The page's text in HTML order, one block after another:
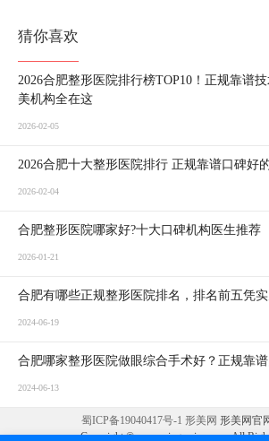
猜你喜欢
2026合肥整形医院排行榜TOP10！正规靠谱
美机构全在这
2026-02-05
2026合肥十大整形医院排行 正规靠谱口碑好
2026-02-04
合肥整形医院哪家好?十大口碑机构医生推荐
2026-01-21
合肥有哪些正规整形医院排名，排名前五凭
2024-06-19
合肥哪家整形医院做眼综合手术好？正规靠
2024-06-13
蜀ICP备19040417号-1 形美网 形美网官
Copyright © www.xingmeizx.com. All